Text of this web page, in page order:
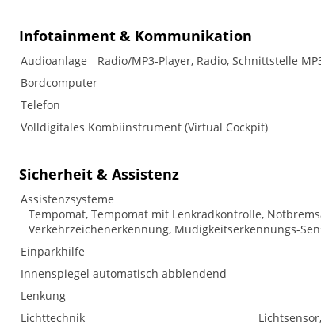
Infotainment & Kommunikation
Audioanlage
Radio/MP3-Player, Radio, Schnittstelle
Bordcomputer
Telefon
Volldigitales Kombiinstrument (Virtual Cockpit)
Sicherheit & Assistenz
Assistenzsysteme
Tempomat, Tempomat mit Lenkradkontrolle,
Verkehrzeichenerkennung, Müdigkeitserkennungs-
Einparkhilfe
Innenspiegel automatisch abblendend
Lenkung
Lichttechnik